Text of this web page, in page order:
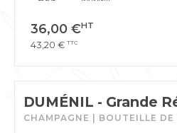
36,00 €HT
43,20 € TTC
DUMÉNIL - Grande
CHAMPAGNE | BOUTEILLE DE